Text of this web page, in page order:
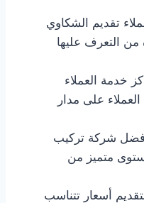
تقديم الشكاوي
من التعرف عليها
خدمة العملاء
على مدار
شركة تركيب
متميز من
أسعار تتناسب